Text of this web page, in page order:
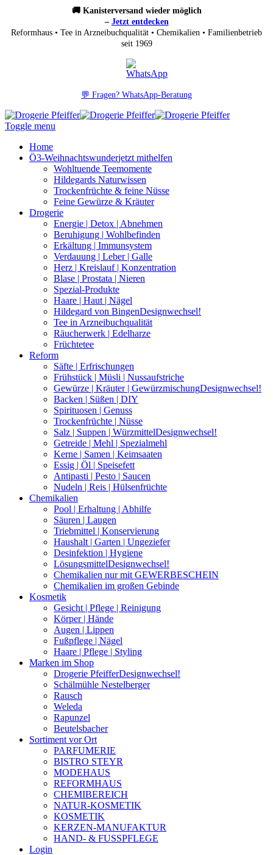
🚚 Kanisterversand wieder möglich
– Jetzt entdecken
Reformhaus • Tee in Arzneibuchqualität • Chemikalien • Familienbetrieb
seit 1969
💬 Fragen? WhatsApp-Beratung
Toggle menu
Home
Ö3-Weihnachtswunderjetzt mithelfen
Wohltuende Teemomente
Hildegards Naturwissen
Trockenfrüchte & feine Nüsse
Feine Gewürze & Kräuter
Drogerie
Energie | Detox | Abnehmen
Beruhigung | Wohlbefinden
Erkältung | Immunsystem
Verdauung | Leber | Galle
Herz | Kreislauf | Konzentration
Blase | Prostata | Nieren
Spezial-Produkte
Haare | Haut | Nägel
Hildegard von BingenDesignwechsel!
Tee in Arzneibuchqualität
Räucherwerk | Edelharze
Früchtetee
Reform
Säfte | Erfrischungen
Frühstück | Müsli | Nussaufstriche
Gewürze | Kräuter | GewürzmischungDesignwechsel!
Backen | Süßen | DIY
Spirituosen | Genuss
Trockenfrüchte | Nüsse
Salz | Suppen | WürzmittelDesignwechsel!
Getreide | Mehl | Spezialmehl
Kerne | Samen | Keimsaaten
Essig | Öl | Speisefett
Antipasti | Pesto | Saucen
Nudeln | Reis | Hülsenfrüchte
Chemikalien
Pool | Erhaltung | Abhilfe
Säuren | Laugen
Triebmittel | Konservierung
Haushalt | Garten | Ungeziefer
Desinfektion | Hygiene
LösungsmittelDesignwechsel!
Chemikalien nur mit GEWERBESCHEIN
Chemikalien im großen Gebinde
Kosmetik
Gesicht | Pflege | Reinigung
Körper | Hände
Augen | Lippen
Fußpflege | Nägel
Haare | Pflege | Styling
Marken im Shop
Drogerie PfeifferDesignwechsel!
Schälmühle Nestelberger
Rausch
Weleda
Rapunzel
Beutelsbacher
Sortiment vor Ort
PARFUMERIE
BISTRO STEYR
MODEHAUS
REFORMHAUS
CHEMIBEREICH
NATUR-KOSMETIK
KOSMETIK
KERZEN-MANUFAKTUR
HAND- & FUSSPFLEGE
Login